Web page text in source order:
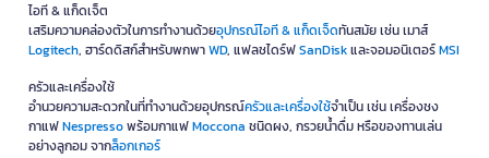
ไอที & แก็ดเจ็ต
เสริมความคล่องตัวในการทำงานด้วยอุปกรณ์ไอที & แก็ดเจ็ดทันสมัย เช่น เมาส์
Logitech, ฮาร์ดดิสก์สำหรับพกพาWD, แฟลชไดร์ฟSanDiskและจอมอนิเตอร์MSI
ครัวและเครื่องใช้
อำนวยความสะดวกในที่ทำงานด้วยอุปกรณ์ครัวและเครื่องใช้จำเป็น เช่น เครื่องชง
กาแฟNespressoพร้อมกาแฟMoccona ชนิดผง, กรวยน้ำดื่ม หรือของทานเล่น
อย่างลูกอม จากล็อกเกอร์